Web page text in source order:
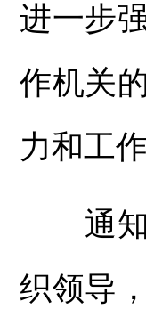
进一步
作机关
力和工
通知
织领导